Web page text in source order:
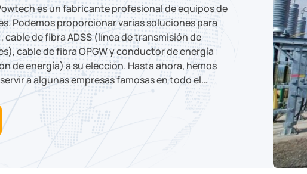
es un fabricante profesional de equipos de
Podemos proporcionar varias soluciones para
cable de fibra ADSS (línea de transmisión de
cable de fibra OPGW y conductor de energía
de energía) a su elección. Hasta ahora, hemos
a algunas empresas famosas en todo el
BT, Telenco/ Francia, Allied Bolt/ EE.UU.,
KPLC/ Kenia y etc.